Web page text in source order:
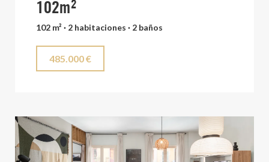
102m²
102 m² · 2 habitaciones · 2 baños
485.000 €